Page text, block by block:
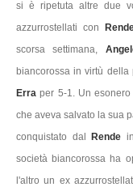
si è ripetuta altre due
azzurrostellati con
scorsa settimana,
biancorossa in virtù
Erraper 5-1. Un
che aveva salvato la sua
conquistato dal
Rende
società biancorossa ha
l'altro un ex